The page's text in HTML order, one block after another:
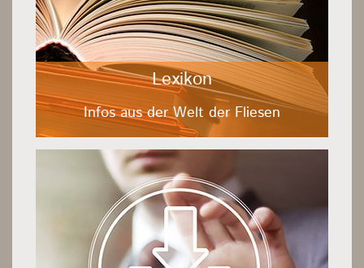
Lexikon
Infos aus der Welt der Fliesen